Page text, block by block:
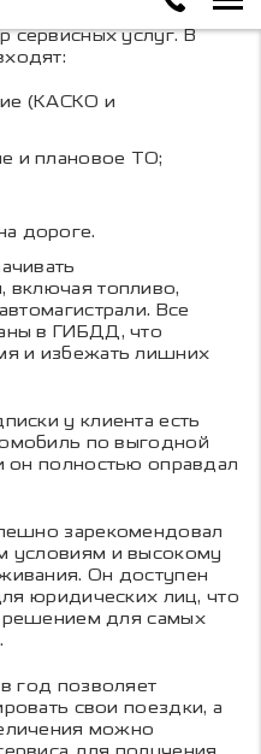
средства,
сервисных услуг. В
(КАСКО и
и плановое ТО;
дороге.
включая топливо,
Все
в ГИБДД, что
и избежать лишних
у клиента есть
по выгодной
он полностью оправдал
зарекомендовал
условиям и высокому
Он доступен
юридических лиц, что
решением для самых
год позволяет
свои поездки, а
можно